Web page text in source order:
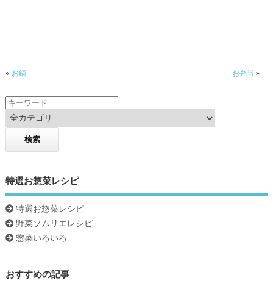
k
« お鍋 お弁当 »
特選お惣菜レシピ
特選お惣菜レシピ
野菜ソムリエレシピ
惣菜いろいろ
おすすめの記事